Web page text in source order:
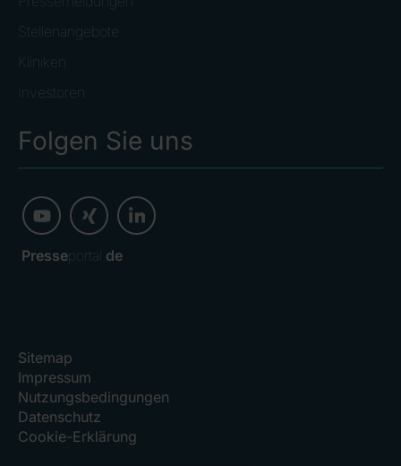
Stellenangebote
Kliniken
Investoren
Folgen Sie uns
Presseportal. de
Sitemap
Impressum
Nutzungsbedingungen
Datenschutz
Cookie-Erklärung